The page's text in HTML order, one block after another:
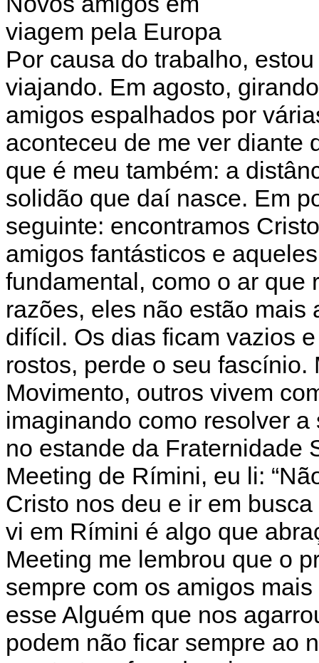
viagem pela Europa
Por causa do trabalho,
viajando. Em agosto,
amigos espalhados por
aconteceu de me ver diante
que é meu também: a
solidão que daí nasce. Em
seguinte: encontramos
amigos fantásticos e
fundamental, como o ar que
razões, eles não estão
difícil. Os dias ficam vazios
rostos, perde o seu
Movimento, outros vivem
imaginando como resolver
no estande da Fraternidade
Meeting de Rímini, eu li:
Cristo nos deu e ir em
vi em Rímini é algo que
Meeting me lembrou que o
sempre com os amigos
esse Alguém que nos
podem não ficar sempre ao